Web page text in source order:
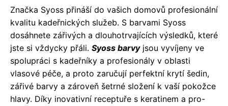
Značka Syoss přináší do vašich domovů profesionální
kvalitu kadeřnických služeb. S barvami Syoss
dosáhnete zářivých a dlouhotrvajících výsledků, které
jste si vždycky přáli. Syoss barvyjsou vyvíjeny ve
spolupráci s kadeřníky a profesionály v oblasti
vlasové péče, a proto zaručují perfektní krytí šedin,
zářivé barvy a zároveň šetrné složení k vaší pokožce
hlavy. Díky inovativní receptuře s keratinem a pro-